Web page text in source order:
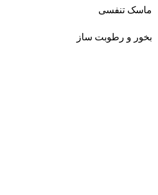
ماسک تنفسی
بخور و رطوبت ساز